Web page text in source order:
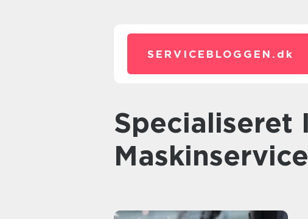
SERVICEBLOGGEN. dk
Specialiseret Industri- og
Maskinservice